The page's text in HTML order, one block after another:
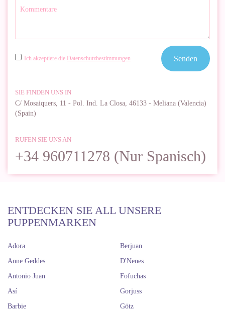
Ich akzeptiere die Datenschutzbestimmungen Senden
SIE FINDEN UNS IN
C/ Mosaiquers, 11 - Pol. Ind. La Closa, 46133 - Meliana (Valencia)
(Spain)
RUFEN SIE UNS AN
+34 960711278 (Nur Spanisch)
ENTDECKEN SIE ALL UNSERE
PUPPENMARKEN
Adora
Anne Geddes
Antonio Juan
Así
Barbie
Berjuan
D'Nenes
Fofuchas
Gorjuss
Götz